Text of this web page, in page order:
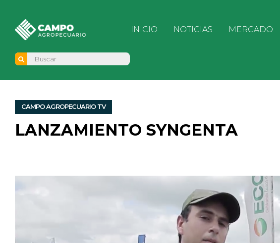
INICIO NOTICIAS MERCADO
CAMPO AGROPECUARIO TV
LANZAMIENTO SYNGENTA